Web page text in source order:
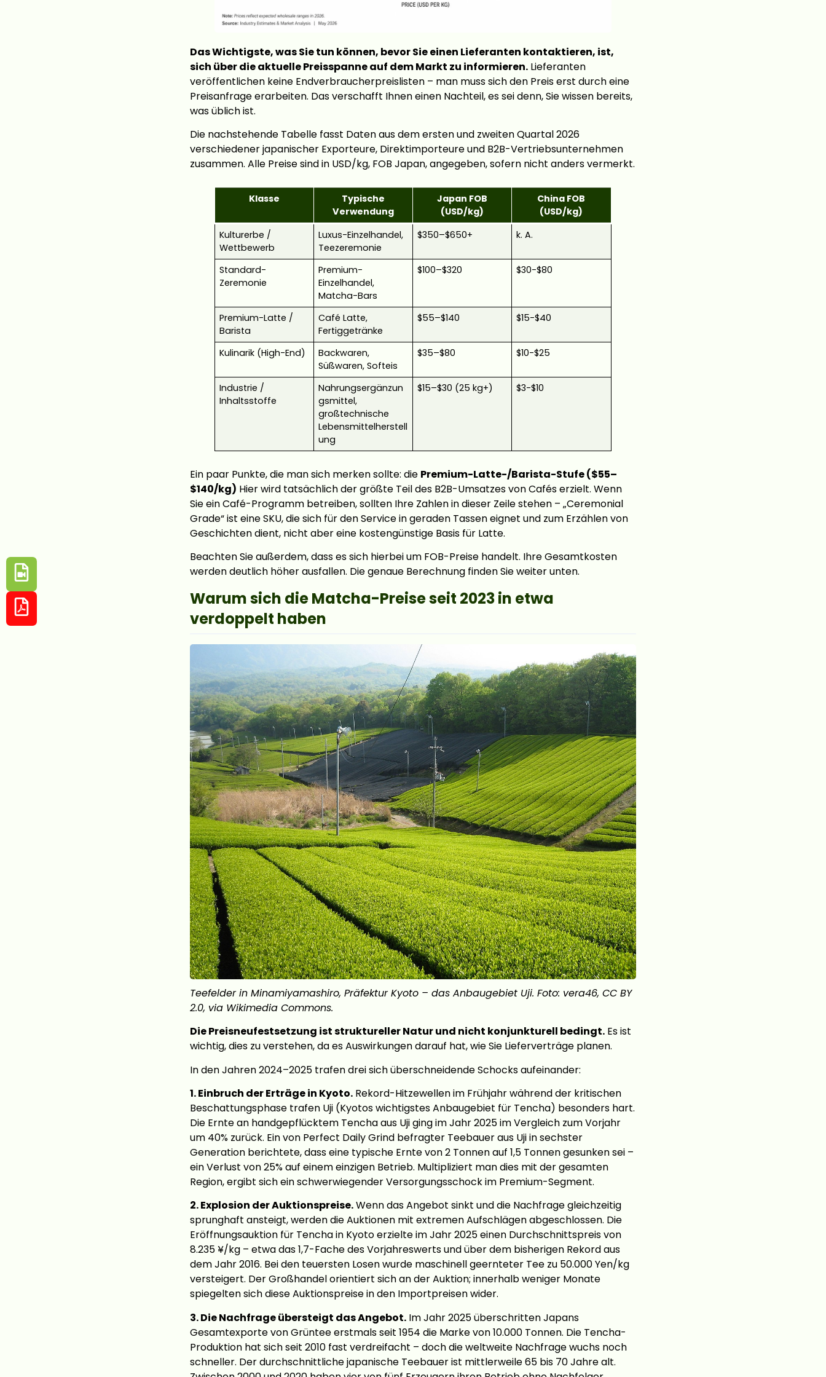
Das Wichtigste, was Sie tun können, bevor Sie einen Lieferanten kontaktieren, ist,
sich über die aktuelle Preisspanne auf dem Markt zu informieren.Lieferanten
veröffentlichen keine Endverbraucherpreislisten – man muss sich den Preis erst durch eine
Preisanfrage erarbeiten. Das verschafft Ihnen einen Nachteil, es sei denn, Sie wissen bereits,
was üblich ist.
Die nachstehende Tabelle fasst Daten aus dem ersten und zweiten Quartal 2026
verschiedener japanischer Exporteure, Direktimporteure und B2B-Vertriebsunternehmen
zusammen. Alle Preise sind in USD/kg, FOB Japan, angegeben, sofern nicht anders vermerkt.
Klasse
Typische
Verwendung
Japan FOB
(USD/kg)
China FOB
(USD/kg)
Kulturerbe /
Wettbewerb
Luxus-Einzelhandel,
Teezeremonie
$350–$650+ k. A.
Standard-
Zeremonie
Premium-
Einzelhandel,
Matcha-Bars
$100–$320 $30-$80
Premium-Latte /
Barista
Café Latte,
Fertiggetränke
$55–$140 $15-$40
Kulinarik (High-End)
Backwaren,
Süßwaren, Softeis
$35–$80 $10-$25
Industrie /
Inhaltsstoffe
Nahrungsergänzun
gsmittel,
großtechnische
Lebensmittelherstell
ung
$15–$30 (25 kg+) $3-$10
Ein paar Punkte, die man sich merken sollte: die Premium-Latte-/Barista-Stufe ($55–
$140/kg) Hier wird tatsächlich der größte Teil des B2B-Umsatzes von Cafés erzielt. Wenn
Sie ein Café-Programm betreiben, sollten Ihre Zahlen in dieser Zeile stehen – „Ceremonial
Grade“ ist eine SKU, die sich für den Service in geraden Tassen eignet und zum Erzählen von
Geschichten dient, nicht aber eine kostengünstige Basis für Latte.
Beachten Sie außerdem, dass es sich hierbei um FOB-Preise handelt. Ihre Gesamtkosten
werden deutlich höher ausfallen. Die genaue Berechnung finden Sie weiter unten.
Warum sich die Matcha-Preise seit 2023 in etwa
verdoppelt haben
Teefelder in Minamiyamashiro, Präfektur Kyoto – das Anbaugebiet Uji. Foto: vera46, CC BY
2.0, via Wikimedia Commons.
Die Preisneufestsetzung ist struktureller Natur und nicht konjunkturell bedingt.Es ist
wichtig, dies zu verstehen, da es Auswirkungen darauf hat, wie Sie Lieferverträge planen.
In den Jahren 2024–2025 trafen drei sich überschneidende Schocks aufeinander:
1. Einbruch der Erträge in Kyoto.Rekord-Hitzewellen im Frühjahr während der kritischen
Beschattungsphase trafen Uji (Kyotos wichtigstes Anbaugebiet für Tencha) besonders hart.
Die Ernte an handgepflücktem Tencha aus Uji ging im Jahr 2025 im Vergleich zum Vorjahr
um 40% zurück. Ein von Perfect Daily Grind befragter Teebauer aus Uji in sechster
Generation berichtete, dass eine typische Ernte von 2 Tonnen auf 1,5 Tonnen gesunken sei –
ein Verlust von 25% auf einem einzigen Betrieb. Multipliziert man dies mit der gesamten
Region, ergibt sich ein schwerwiegender Versorgungsschock im Premium-Segment.
2. Explosion der Auktionspreise.Wenn das Angebot sinkt und die Nachfrage gleichzeitig
sprunghaft ansteigt, werden die Auktionen mit extremen Aufschlägen abgeschlossen. Die
Eröffnungsauktion für Tencha in Kyoto erzielte im Jahr 2025 einen Durchschnittspreis von
8.235 ¥/kg – etwa das 1,7-Fache des Vorjahreswerts und über dem bisherigen Rekord aus
dem Jahr 2016. Bei den teuersten Losen wurde maschinell geernteter Tee zu 50.000 Yen/kg
versteigert. Der Großhandel orientiert sich an der Auktion; innerhalb weniger Monate
spiegelten sich diese Auktionspreise in den Importpreisen wider.
3. Die Nachfrage übersteigt das Angebot.Im Jahr 2025 überschritten Japans
Gesamtexporte von Grüntee erstmals seit 1954 die Marke von 10.000 Tonnen. Die Tencha-
Produktion hat sich seit 2010 fast verdreifacht – doch die weltweite Nachfrage wuchs noch
schneller. Der durchschnittliche japanische Teebauer ist mittlerweile 65 bis 70 Jahre alt.